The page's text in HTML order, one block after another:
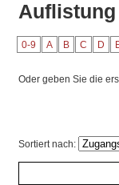
0-9 A B C D
Oder geben Sie die
Sortiert nach: